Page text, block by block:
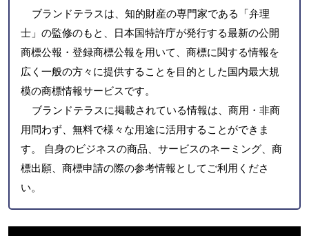
ブランドテラスは、知的財産の専門家である「弁理
士」の監修のもと、日本国特許庁が発行する最新の公開
商標公報・登録商標公報を用いて、商標に関する情報を
広く一般の方々に提供することを目的とした国内最大規
模の商標情報サービスです。
ブランドテラスに掲載されている情報は、商用・非商
用問わず、無料で様々な用途に活用することができま
す。 自身のビジネスの商品、サービスのネーミング、商
標出願、商標申請の際の参考情報としてご利用くださ
い。